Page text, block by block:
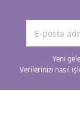
Yeni
Verilerinizi nasıl